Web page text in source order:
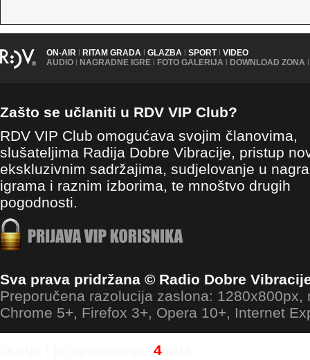
ON-AIR | RITAM GRADA | GLAZBA | SPORT | VIDEO
AUDIO | NAGRADNE IGRE | FOTO GALERIJA | DOWNLOAD ZONA |
Zašto se učlaniti u RDV VIP Club?
RDV VIP Club omogućava svojim članovima,
slušateljima Radija Dobre Vibracije, pristup
ekskluzivnim sadržajima, sudjelovanje u
igrama i raznim izborima, te mnoštvo drugih
pogodnosti.
Sva prava pridržana © Radio Dobre
Preporučena razolucija zaslona: 1280x800px,
Chrome 5+, Firefox 3+, Opera 10+, Internet
4